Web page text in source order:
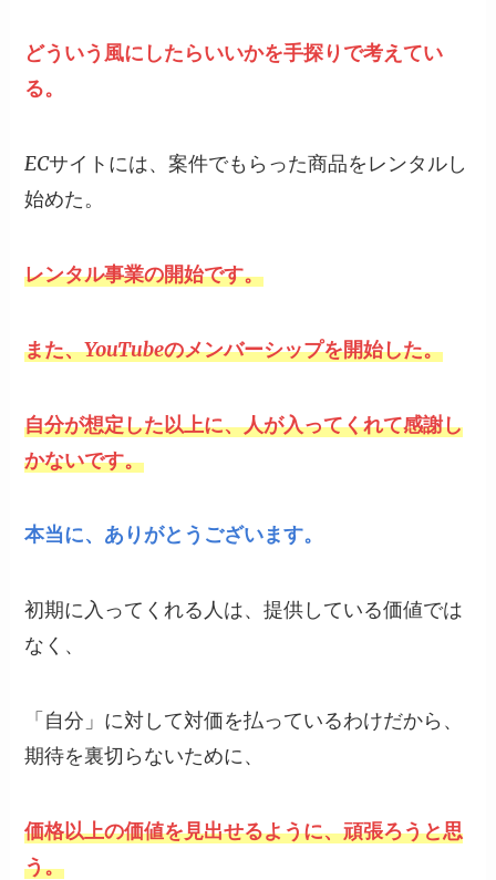
どういう風にしたらいいかを手探りで考えてい
る。
ECサイトには、案件でもらった商品をレンタルし
始めた。
レンタル事業の開始です。
また、YouTubeのメンバーシップを開始した。
自分が想定した以上に、人が入ってくれて感謝し
かないです。
本当に、ありがとうございます。
初期に入ってくれる人は、提供している価値では
なく、
「自分」に対して対価を払っているわけだから、
期待を裏切らないために、
価格以上の価値を見出せるように、頑張ろうと思
う。